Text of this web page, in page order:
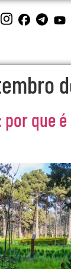
que